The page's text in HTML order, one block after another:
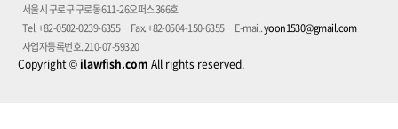
서울시 구로구 구로동 611-26오퍼스 366호
Tel. +82-0502-0239-6355
Fax. +82-0504-150-6355 E-mail.yoon1530@gmail.com
사업자등록번호. 210-07-59320
Copyright©ilawfish.com All rights reserved.